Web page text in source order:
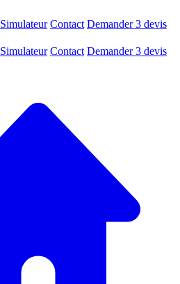
Simulateur Contact Demander 3 devis
Simulateur Contact Demander 3 devis